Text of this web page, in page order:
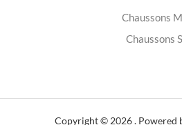
Chaussons
Chaussons
Copyright © 2026 . Powered